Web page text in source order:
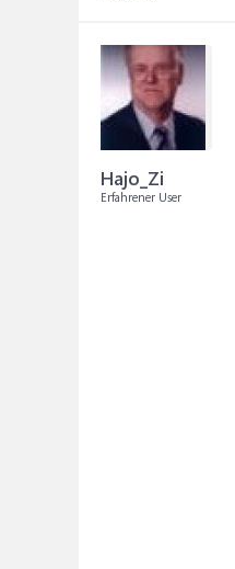
Hajo_Zi
Erfahrener User